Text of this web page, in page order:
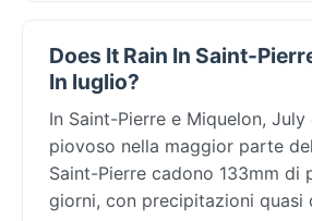
Does It Rain In Saint-
In luglio?
In Saint-Pierre e Miquelon, July
piovoso nella maggior parte
Saint-Pierre cadono 133mm di
giorni, con precipitazioni quasi